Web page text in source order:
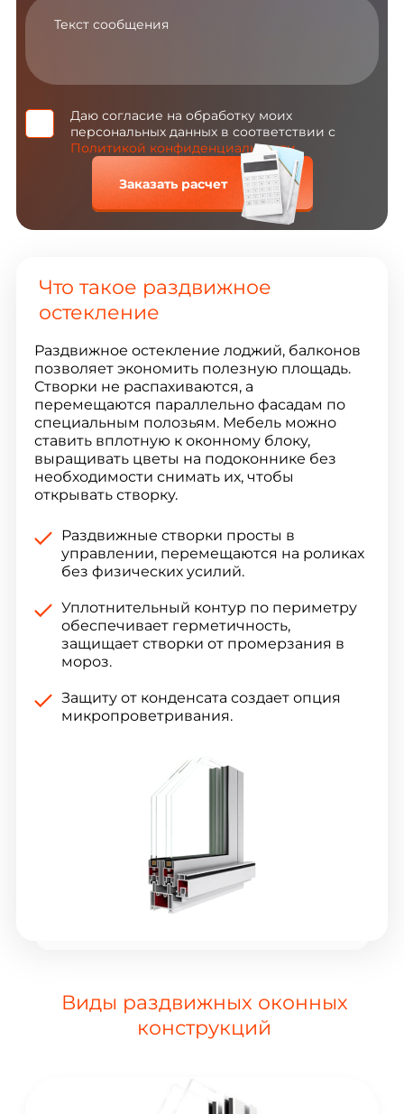
Даю согласие на обработку моих
персональных данных в соответствии с
Политикой конфиденциальности
Заказать расчет
Что такое раздвижное
остекление
Раздвижное остекление лоджий, балконов
позволяет экономить полезную площадь.
Створки не распахиваются, а
перемещаются параллельно фасадам по
специальным полозьям. Мебель можно
ставить вплотную к оконному блоку,
выращивать цветы на подоконнике без
необходимости снимать их, чтобы
открывать створку.
Раздвижные створки просты в
управлении, перемещаются на роликах
без физических усилий.
Уплотнительный контур по периметру
обеспечивает герметичность,
защищает створки от промерзания в
мороз.
Защиту от конденсата создает опция
микропроветривания.
Виды раздвижных оконных
конструкций